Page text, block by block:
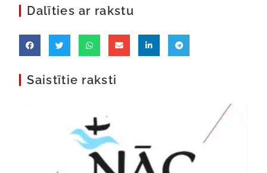
Dalīties ar rakstu
Saistītie raksti